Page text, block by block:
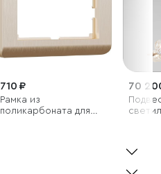
710 ₽
Рамка из
поликарбоната для
70